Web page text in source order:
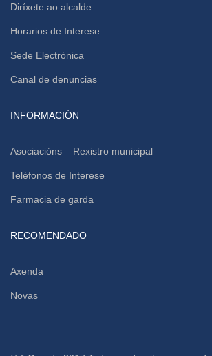
Diríxete ao alcalde
Horarios de Interese
Sede Electrónica
Canal de denuncias
INFORMACIÓN
Asociacións – Rexistro municipal
Teléfonos de Interese
Farmacia de garda
RECOMENDADO
Axenda
Novas